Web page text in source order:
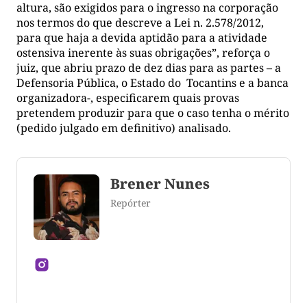
altura, são exigidos para o ingresso na corporação
nos termos do que descreve a Lei n. 2.578/2012,
para que haja a devida aptidão para a atividade
ostensiva inerente às suas obrigações”, reforça o
juiz, que abriu prazo de dez dias para as partes – a
Defensoria Pública, o Estado do Tocantins e a banca
organizadora-, especificarem quais provas
pretendem produzir para que o caso tenha o mérito
(pedido julgado em definitivo) analisado.
Brener Nunes
Repórter